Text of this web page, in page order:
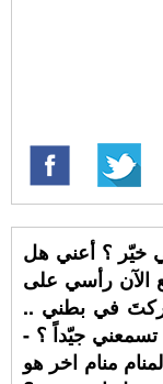
خيّر ؟ أعني هل
رأسي على
في بطني ..
جيّداً ؟ -
منام اخر هو